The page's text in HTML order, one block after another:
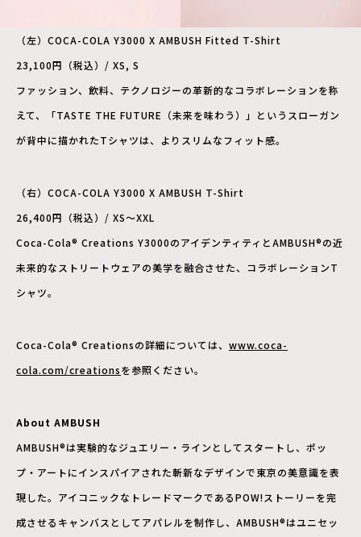
（左）COCA-COLA Y3000 X AMBUSH Fitted T-Shirt
23,100円（税込）/ XS, S
ファッション、飲料、テクノロジーの革新的なコラボレーションを称
えて、「TASTE THE FUTURE（未来を味わう）」というスローガン
が背中に描かれたTシャツは、よりスリムなフィット感。
（右）COCA-COLA Y3000 X AMBUSH T-Shirt
26,400円（税込）/ XS〜XXL
Coca-Cola® Creations Y3000のアイデンティティとAMBUSH®の近
未来的なストリートウェアの美学を融合させた、コラボレーションT
シャツ。
Coca-Cola® Creationsの詳細については、 www.coca-
cola.com/creationsを参照ください。
About AMBUSH
AMBUSH®は実験的なジュエリー・ラインとしてスタートし、ポッ
プ・アートにインスパイアされた斬新なデザインで東京の美意識を表
現した。アイコニックなトレードマークであるPOW!ストーリーを完
成させるキャンバスとしてアパレルを制作し、AMBUSH®はユニセッ